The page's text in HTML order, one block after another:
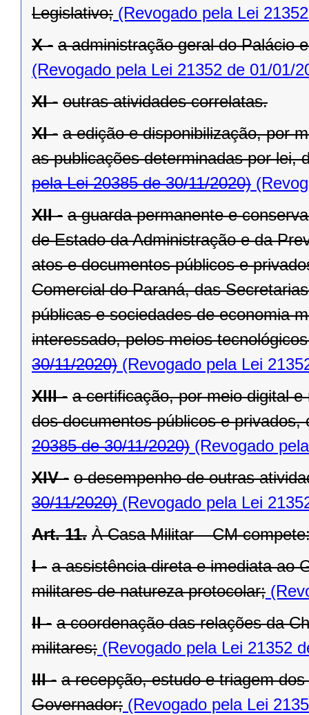
Legislativo; (Revogado pela Lei
X - a administração geral do Palácio
(Revogado pela Lei 21352 de 01/01/
XI - outras atividades correlatas.
XI - a edição e disponibilização, por
as publicações determinadas por lei,
pela Lei 20385 de 30/11/2020)
XII - a guarda permanente e
de Estado da Administração e da
atos e documentos públicos e
Comercial do Paraná, das
públicas e sociedades de economia
interessado, pelos meios
30/11/2020) (Revogado pela Lei
XIII - a certificação, por meio digital
dos documentos públicos e privados,
20385 de 30/11/2020) (Revogado
XIV - o desempenho de outras
30/11/2020) (Revogado pela Lei
Art. 11. À Casa Militar – CM
I - a assistência direta e imediata ao
militares de natureza protocolar;
II - a coordenação das relações da
militares; (Revogado pela Lei 21352
III - a recepção, estudo e triagem
Governador; (Revogado pela Lei